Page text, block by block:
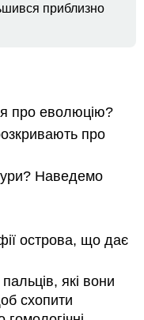
приблизно
про еволюцію?
про
Наведемо
острова, що дає
які вони
схопити